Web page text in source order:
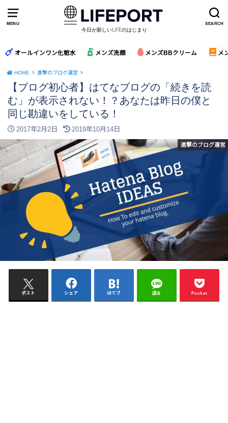
MENU SEARCH
今日が新しいLIFEのはじまり
オールインワン化粧水 メンズ洗顔 メンズBBクリーム メ
HOME 進撃のブログ運営
【ブログ初心者】はてなブログの「続きを読
む」が表示されない！？あなたは昨日の僕と
同じ勘違いをしている！
2017年2月2日 2019年10月14日
進撃のブログ運営
ポスト シェア はてブ 送る Pocket